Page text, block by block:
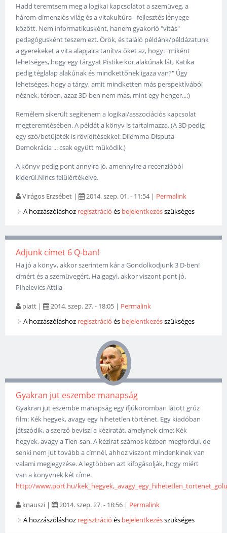
Hadd teremtsem meg a logikai kapcsolatot a szemüveg, a
három-dimenziós világ és a vitakultúra - fejlesztés lényege
között. Nem informatikusként, hanem gyakorló "vitás"
pedagógusként teszem ezt. Örök, és találó példánk/példázatunk
a gyerekeket a vita alapjaira tanítva őket az, hogy: "miként
lehetséges, hogy egy tárgyat Pistike kör alakúnak lát, Katika
pedig téglalap alakúnak és mindkettőnek igaza van?" Úgy
lehetséges, hogy a tárgy, amit mindketten más perspektívából
néznek, térben, azaz 3D-ben nem más, mint egy henger...:)
Remélem sikerült segítenem a logikai/asszociációs kapcsolat
megteremtésében. A példát a könyv is tartalmazza. (A 3D pedig
egy szó/betűjáték is rövidítésekkel: Dilemma-Disputa-
Demokrácia ... csak együtt működik.)
A könyv pedig pont annyira jó, amennyire a recenzióból
kiderül.Nincs felülértékelve.
Virágos Erzsébet | 2014. szep. 01. - 11:54| Permalink
A hozzászóláshoz regisztráció és bejelentkezésszükséges
Adjunk címet 6 Q-ban!
Ha jó a könyv, akkor szerintem kár a Gondolkodjunk 3 D-ben!
címért és a szemüvegért. Ha gagyi, akkor viszont pont jó.
Pihelevics Attila
piatt | 2014. szep. 27. - 18:05 | Permalink
A hozzászóláshoz regisztráció és bejelentkezésszükséges
Gyakran jut eszembe manapság
Gyakran jut eszembe manapság egy ifjúkoromban látott grúz
film: Kék hegyek, avagy egy hihetetlen történet. Egy kiadóban
játszódik, a szerző beviszi a kéziratát, amelynek címe: Kék
hegyek, avagy a Tien-san. A kézirat számos kézben megfordul, de
senki nem jut tovább a címnél, ahhoz viszont mindenkinek van
valami megjegyzése. A legtöbben azt kifogásolják, hogy miért
van a könyvnek két címe.
http://www.port.hu/
knauszi | 2014. szep. 27. - 18:56 | Permalink
A hozzászóláshoz regisztráció és bejelentkezésszükséges